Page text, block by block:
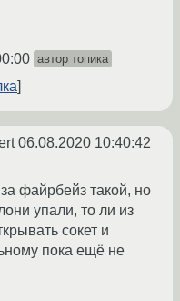
автор топика
06.08.2020 10:40:42
файрбейз такой, но
упали, то ли из
сокет и
пока ещё не